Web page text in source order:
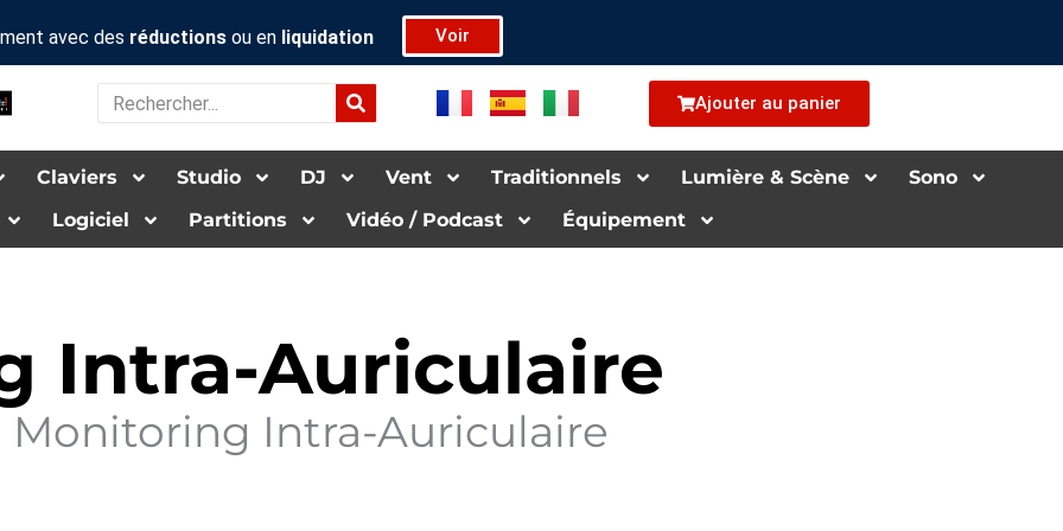
avec des réductions ou en liquidation Voir
Rechercher Ajouter au panier
Claviers Studio DJ Vent Tra­di­tion­nels Lu­mière & Scène
Sono
Logiciel Par­ti­tions Vidéo / Pod­cas­t Équipement
Intra-Auriculaire
Monitoring Intra-Auriculaire